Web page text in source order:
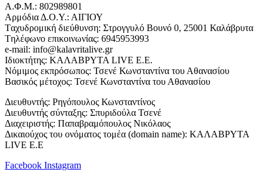
Α.Φ.Μ.: 802989801
Αρμόδια Δ.Ο.Υ.: ΑΙΓΙΟΥ
Tαχυδρομική διεύθυνση: Στρογγυλό Βουνό 0, 25001 Καλάβρυτα
Tηλέφωνο επικοινωνίας: 6945953993
e-mail: info@kalavritalive.gr
Iδιοκτήτης: ΚΑΛΑΒΡΥΤΑ LIVE E.E.
Νόμιμος εκπρόσωπος: Τσενέ Κωνσταντίνα του Αθανασίου
Βασικός μέτοχος: Τσενέ Κωνσταντίνα του Αθανασίου
Διευθυντής: Ρηγόπουλος Κωνσταντίνος
Διευθυντής σύνταξης: Σπυριδούλα Τσενέ
Διαχειριστής: Παπαβραμόπουλος Νικόλαος
Δικαιούχος του ονόματος τομέα (domain name): ΚΑΛΑΒΡΥΤΑ
LIVE E.E
Facebook Instagram